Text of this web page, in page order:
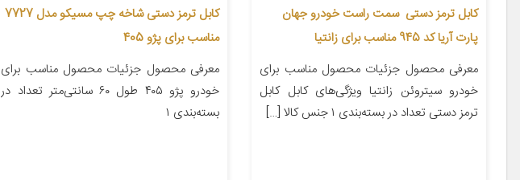
کابل ترمز دستی سمت راست خودرو جهان
پارت آریا کد 945 مناسب برای زانتیا
معرفی محصول جزئیات محصول مناسب برای
خودرو سیتروئن زانتیا ویژگی‌های کابل کابل
ترمز دستی تعداد در بسته‌بندی ۱ جنس کالا […]
کابل ترمز دستی شاخه چپ مسیکو مدل 7727
مناسب برای پژو 405
معرفی محصول جزئیات محصول مناسب برای
خودرو پژو ۴۰۵ طول ۶۰ سانتی‌متر تعداد در
بسته‌بندی ۱